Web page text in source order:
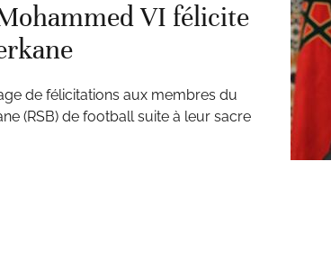
VI félicite
de félicitations aux membres du
(RSB) de football suite à leur sacre